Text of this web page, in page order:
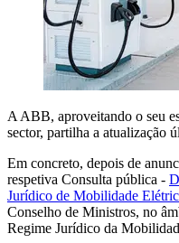
A ABB, aproveitando o seu
sector, partilha a atualização
Em concreto, depois de
respetiva Consulta pública -
Jurídico de Mobilidade
Conselho de Ministros, no
Regime Jurídico da